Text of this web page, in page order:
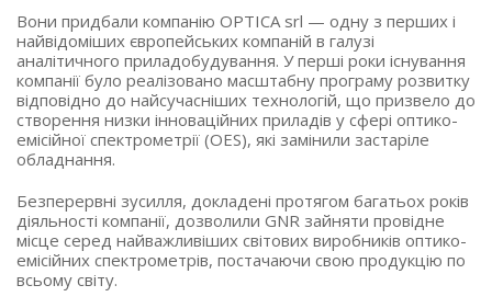
Вони придбали компанію OPTICA srl — одну з перших і
найвідоміших європейських компаній в галузі
аналітичного приладобудування. У перші роки існування
компанії було реалізовано масштабну програму розвитку
відповідно до найсучасніших технологій, що призвело до
створення низки інноваційних приладів у сфері оптико-
емісійної спектрометрії (OES), які замінили застаріле
обладнання.
Безперервні зусилля, докладені протягом багатьох років
діяльності компанії, дозволили GNR зайняти провідне
місце серед найважливіших світових виробників оптико-
емісійних спектрометрів, постачаючи свою продукцію по
всьому світу.